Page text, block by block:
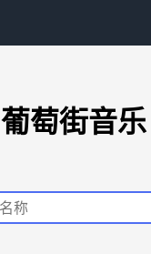
葡萄街音乐